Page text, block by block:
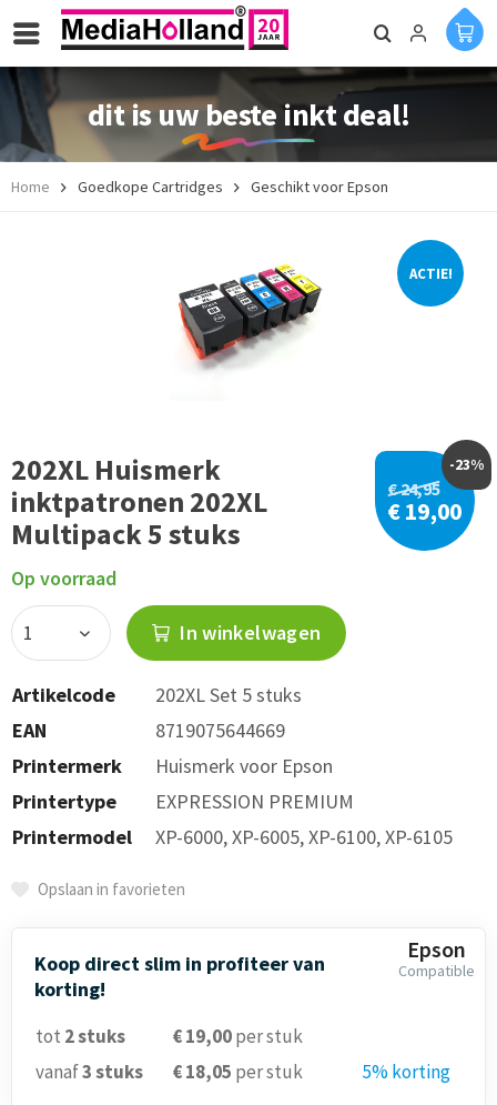
dit is uw beste inkt deal!
Home Goedkope Cartridges Geschikt voor Epson
ACTIE!
202XL Huismerk
inktpatronen 202XL
Multipack 5 stuks
€ 24,95
-23%
€ 19,00
Op voorraad
In winkelwagen
Artikelcode
202XL Set 5 stuks
EAN
8719075644669
Printermerk
Huismerk voor Epson
Printertype
EXPRESSION PREMIUM
Printermodel
XP-6000, XP-6005, XP-6100, XP-6105
Opslaan in favorieten
Epson
Compatible
Koop direct slim in profiteer van
korting!
tot 2stuks € 19,00per stuk
vanaf3stuks € 18,05 per stuk 5% korting